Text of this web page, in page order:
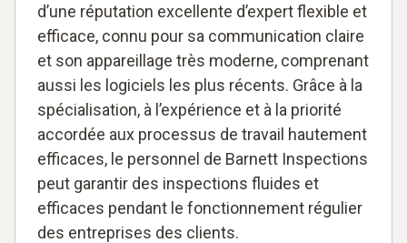
d’une réputation excellente d’expert flexible et
efficace, connu pour sa communication claire
et son appareillage très moderne, comprenant
aussi les logiciels les plus récents. Grâce à la
spécialisation, à l’expérience et à la priorité
accordée aux processus de travail hautement
efficaces, le personnel de Barnett Inspections
peut garantir des inspections fluides et
efficaces pendant le fonctionnement régulier
des entreprises des clients.